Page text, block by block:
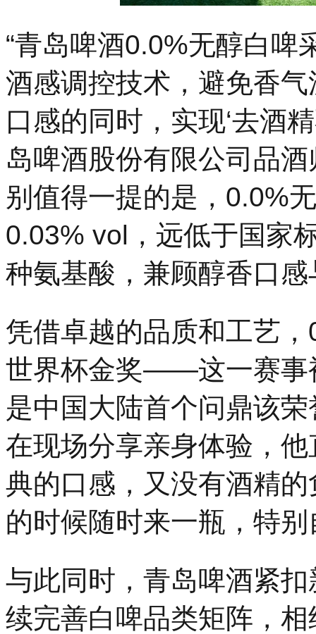
“青岛啤酒0.0%无醇白啤
酒感调控技术，避免香
口感的同时，实现‘去酒
岛啤酒股份有限公司品
别值得一提的是，0.0%
0.03% vol，远低于国家
种氨基酸，兼顾醇香口
凭借卓越的品质和工艺
世界杯金奖——这一赛事
是中国大陆首个问鼎该
在现场分享亲身体验，
典的口感，又没有酒精
的时候随时来一瓶，特别
与此同时，青岛啤酒紧
续完善白啤品类矩阵，